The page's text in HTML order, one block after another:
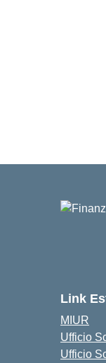
Link
MIUR
Ufficio
Ufficio